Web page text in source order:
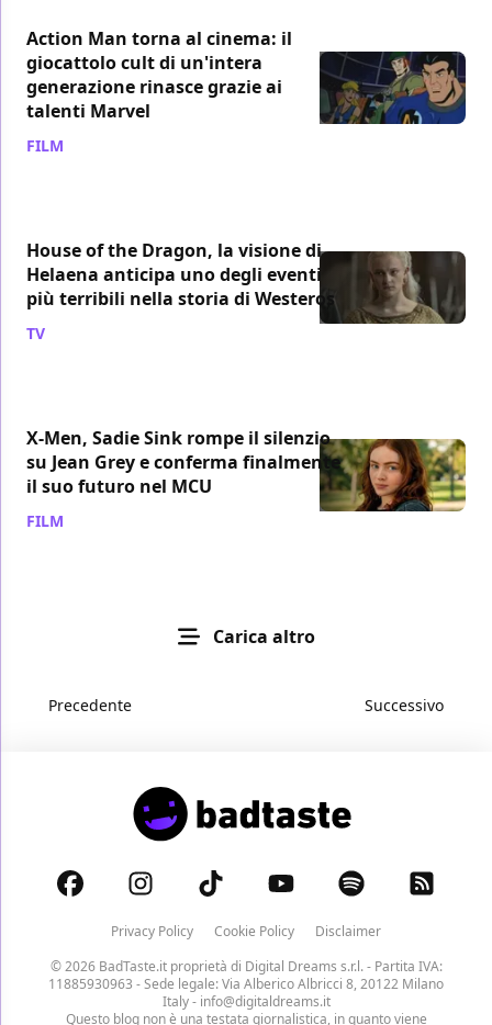
Action Man torna al cinema: il
giocattolo cult di un'intera
generazione rinasce grazie ai
talenti Marvel
FILM
House of the Dragon, la visione di
Helaena anticipa uno degli eventi
più terribili nella storia di Westeros
TV
X-Men, Sadie Sink rompe il silenzio
su Jean Grey e conferma finalmente
il suo futuro nel MCU
FILM
Carica altro
Precedente Successivo
Privacy Policy Cookie Policy
Disclaimer
© 2026 BadTaste.it proprietà di Digital Dreams s.r.l.- Partita IVA:
11885930963 - Sede legale: Via Alberico Albricci 8, 20122 Milano
Italy - info@digitaldreams.it
Questo blog non è una testata giornalistica, in quanto viene